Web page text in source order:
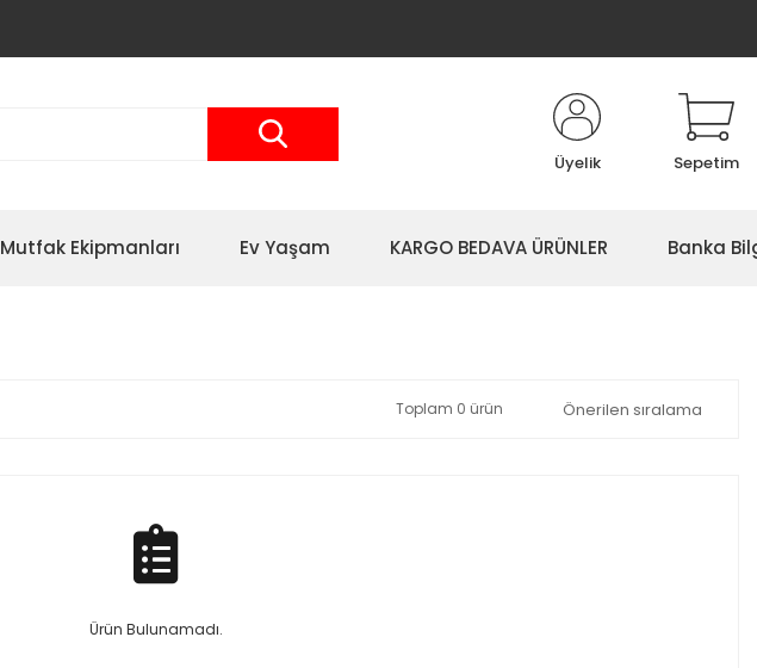
Üyelik Sepetim
Mutfak Ekipmanları Ev Yaşam KARGO BEDAVA ÜRÜNLER Banka
Toplam 0 ürün
Ürün Bulunamadı.